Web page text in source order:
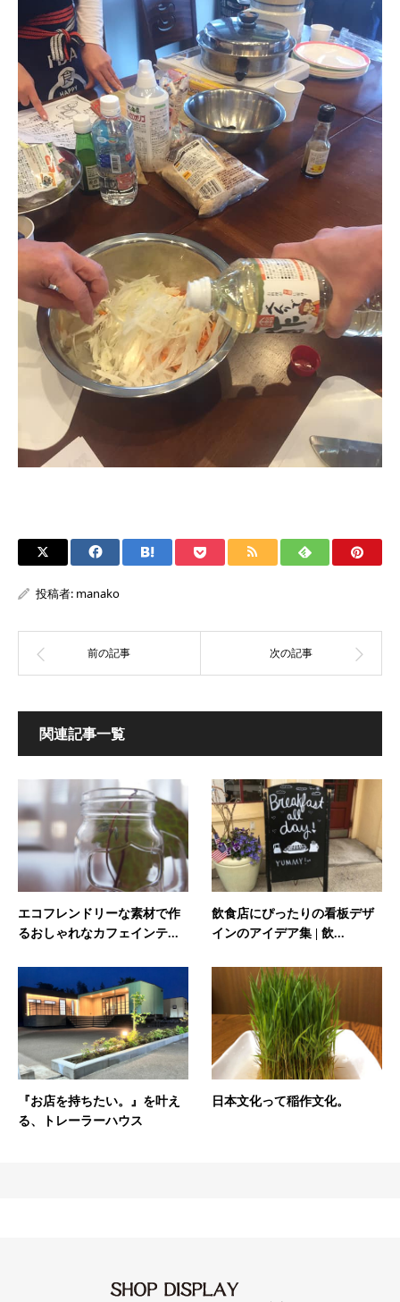
投稿者: manako
関連記事一覧
エコフレンドリーな素材で作
るおしゃれなカフェインテ...
飲食店にぴったりの看板デザ
インのアイデア集 | 飲...
『お店を持ちたい。』を叶え
る、トレーラーハウス
日本文化って稲作文化。